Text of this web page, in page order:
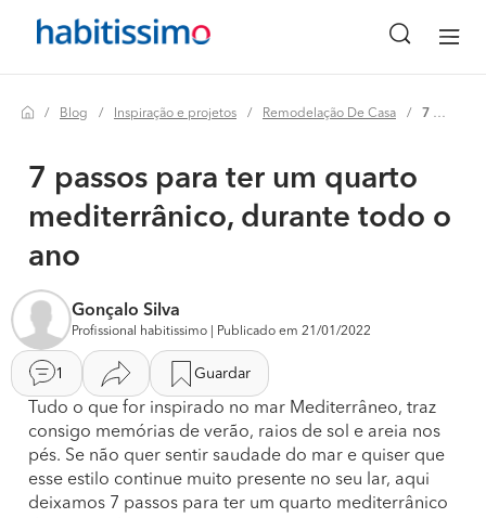
Blog Inspiração e projetos Remodelação De Casa 7 passos para ter um quarto mediterrânico, durante todo o ano
7 passos para ter um quarto
mediterrânico, durante todo o
ano
Gonçalo Silva
Profissional habitissimo | Publicado em 21/01/2022
1 Guardar
Tudo o que for inspirado no mar Mediterrâneo, traz
consigo memórias de verão, raios de sol e areia nos
pés. Se não quer sentir saudade do mar e quiser que
esse estilo continue muito presente no seu lar, aqui
deixamos 7 passos para ter um quarto mediterrânico